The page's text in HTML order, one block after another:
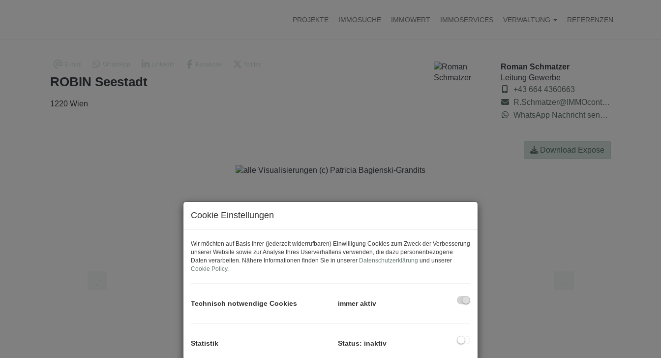
PROJEKTE IMMOSUCHE IMMOWERT IMMOSERVICES VERWALTUNG REFERENZEN
ROBIN Seestadt
1220 Wien
Roman Schmatzer
Leitung Gewerbe
+43 664 4360663
R.Schmatzer@IMMOcontract.at
WhatsApp Nachricht senden
Download Expose
Cookie Einstellungen
Wir möchten auf Basis Ihrer (jederzeit widerrufbaren) Einwilligung Cookies zum Zweck der Verbesserung
unserer Website sowie zur Analyse Ihres Userverhaltens verwenden, die dazu personenbezogene
Daten verarbeiten. Nähere Informationen finden Sie in unserer Datenschutzerklärung und unserer
Cookie Policy.
Technisch notwendige Cookies immer aktiv
Statistik Status: inaktiv